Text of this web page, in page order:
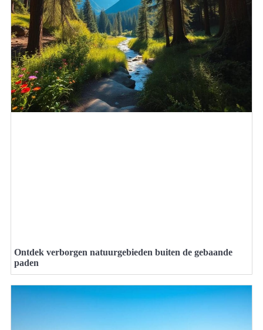
Ontdek verborgen natuurgebieden buiten de gebaande
paden